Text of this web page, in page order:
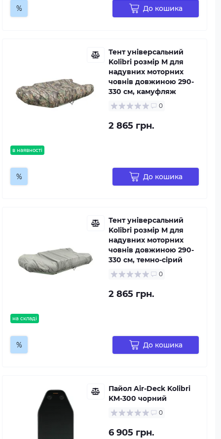
До кошика
%
в наявності
Тент універсальний
Kolibri розмір M для
надувних моторних
човнів довжиною 290-
330 см, камуфляж
0
2 865 грн.
До кошика
%
на складі
Тент універсальний
Kolibri розмір M для
надувних моторних
човнів довжиною 290-
330 см, темно-сірий
0
2 865 грн.
До кошика
%
Пайол Air-Deck Kolibri
KM-300 чорний
0
6 905 грн.